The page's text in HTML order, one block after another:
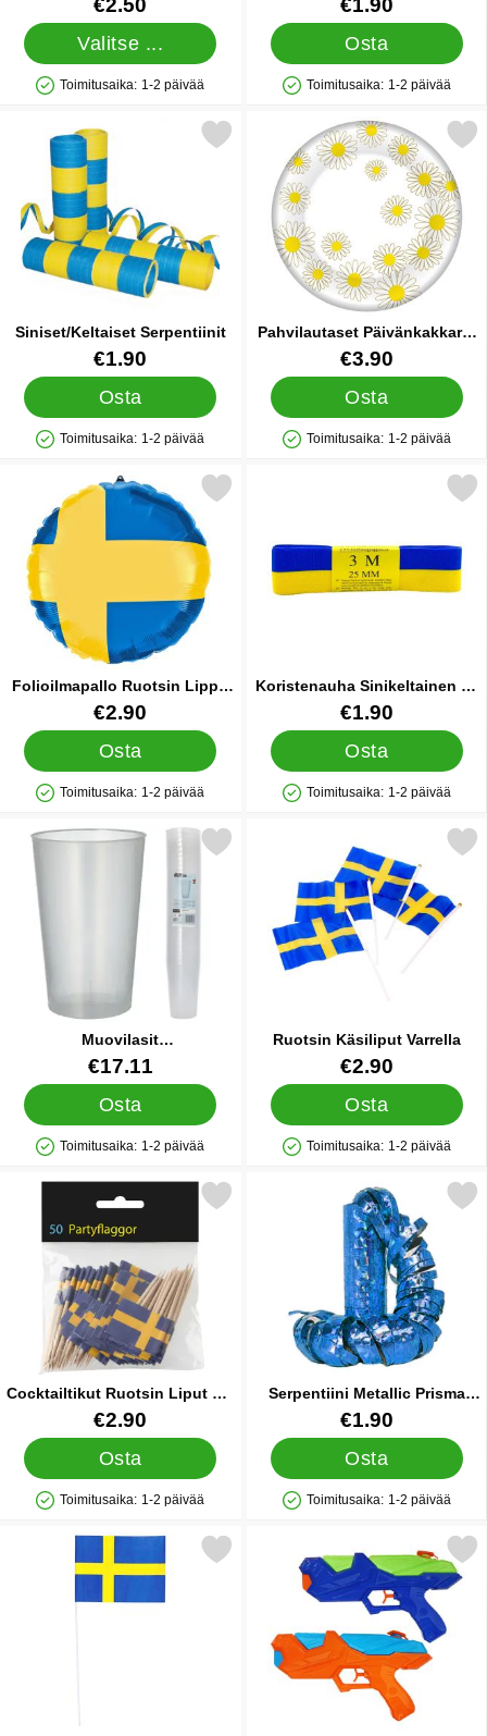
€2.50
Valitse ...
Saatavuus: Varastossa
Toimitusaika: 1-2 päivää
€1.90
Osta
Saatavuus: Varastossa
Toimitusaika: 1-2 päivää
Siniset/Keltaiset Serpentiinit
Tuote.nro 14697
€1.90
Osta
Saatavuus: Varastossa
Toimitusaika: 1-2 päivää
Merkitse siniset/Keltaiset Serpentiinit suosikiksi
Pahvilautaset Päivänkakkarat
8-kpl
Tuote.nro 87494
€3.90
Osta
Saatavuus: Varastossa
Toimitusaika: 1-2 päivää
Merkitse pahvilautaset
Folioilmapallo Ruotsin Lippu
30 cm
Tuote.nro 87225
€2.90
Osta
Saatavuus: Varastossa
Toimitusaika: 1-2 päivää
Merkitse folioilmapallo Ruotsin Lippu 30 cm suosikiksi
Koristenauha Sinikeltainen 25
mm
Tuote.nro 27946
€1.90
Osta
Saatavuus: Varastossa
Toimitusaika: 1-2 päivää
Merkitse koristenauha
Muovilasit
Uudelleenkäytettävät 50cl 30
kpl
Tuote.nro 45340
€17.11
Osta
Saatavuus: Varastossa
Toimitusaika: 1-2 päivää
muovilasit Uudelleenkäytettävät 50cl 30 kpl suosikiksi
Ruotsin Käsiliput Varrella
Tuote.nro 35404
€2.90
Osta
Saatavuus: Varastossa
Toimitusaika: 1-2 päivää
Merkitse ruotsin
Cocktailtikut Ruotsin Liput 50-
kpl
Tuote.nro 87604
€2.90
Osta
Saatavuus: Varastossa
Toimitusaika: 1-2 päivää
Merkitse cocktailtikut Ruotsin Liput 50-kpl suosikiksi
Serpentiini Metallic Prisma
Sininen
Tuote.nro 11498
€1.90
Osta
Saatavuus: Varastossa
Toimitusaika: 1-2 päivää
Merkitse serpentiini Metallic
Merkitse ruotsin Käsiliput Pahvi suosikiksiMerkitse vesipyssy 24